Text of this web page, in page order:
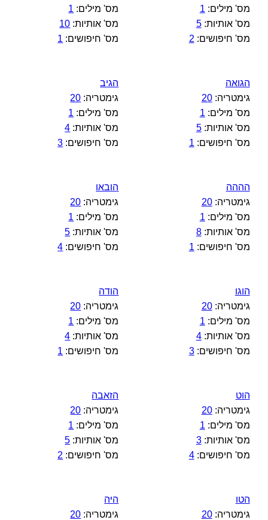
מס' מילים: 1
מס' אותיות:5
מס' חיפושים: 2
מס' מילים: 1
מס' אותיות: 10
מס' חיפושים: 1
הגואה
גימטריה:20
מס' מילים: 1
מס' אותיות:5
מס' חיפושים: 1
הגיב
גימטריה: 20
מס' מילים: 1
מס' אותיות: 4
מס' חיפושים: 3
הההה
גימטריה:20
מס' מילים: 1
מס' אותיות:8
מס' חיפושים: 1
הובאו
גימטריה: 20
מס' מילים: 1
מס' אותיות: 5
מס' חיפושים: 4
הוגו
גימטריה:20
מס' מילים: 1
מס' אותיות:4
מס' חיפושים:3
הודה
גימטריה: 20
מס' מילים: 1
מס' אותיות: 4
מס' חיפושים: 1
הוט
גימטריה:20
מס' מילים: 1
מס' אותיות:3
מס' חיפושים:4
הזאבה
גימטריה: 20
מס' מילים: 1
מס' אותיות: 5
מס' חיפושים: 2
הטו
גימטריה:20
היּה
גימטריה: 20